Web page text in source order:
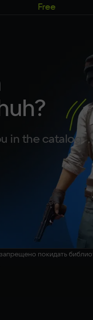
Free
in the catalog
покидать
переместить